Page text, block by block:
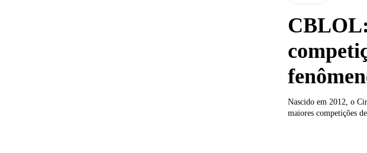
Nascido em 2012, o
maiores competições